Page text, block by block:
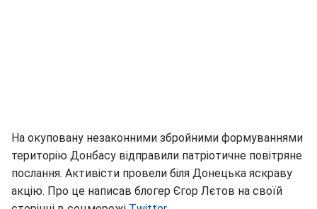
На окуповану незаконними збройними формуваннями
територію Донбасу відправили патріотичне повітряне
послання. Активісти провели біля Донецька яскраву
акцію. Про це написав блогер Єгор Лєтов на своїй